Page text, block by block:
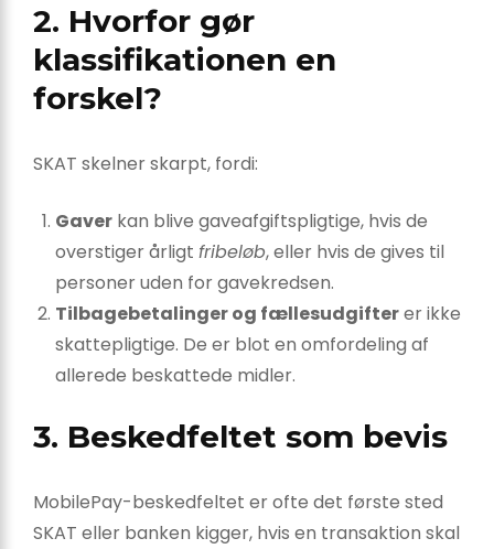
2. Hvorfor gør
klassifikationen en
forskel?
SKAT skelner skarpt, fordi:
Gaver kan blive gaveafgiftspligtige, hvis de
overstiger årligt fribeløb, eller hvis de gives til
personer uden for gavekredsen.
Tilbagebetalinger og fællesudgifterer ikke
skattepligtige. De er blot en omfordeling af
allerede beskattede midler.
3. Beskedfeltet som bevis
MobilePay-beskedfeltet er ofte det første sted
SKAT eller banken kigger, hvis en transaktion skal